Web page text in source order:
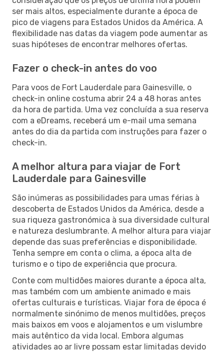
ser mais altos, especialmente durante a época de
pico de viagens para Estados Unidos da América. A
flexibilidade nas datas da viagem pode aumentar as
suas hipóteses de encontrar melhores ofertas.
Fazer o check-in antes do voo
Para voos de Fort Lauderdale para Gainesville, o
check-in online costuma abrir 24 a 48 horas antes
da hora de partida. Uma vez concluída a sua reserva
com a eDreams, receberá um e-mail uma semana
antes do dia da partida com instruções para fazer o
check-in.
A melhor altura para viajar de Fort
Lauderdale para Gainesville
São inúmeras as possibilidades para umas férias à
descoberta de Estados Unidos da América, desde a
sua riqueza gastronómica à sua diversidade cultural
e natureza deslumbrante. A melhor altura para viajar
depende das suas preferências e disponibilidade.
Tenha sempre em conta o clima, a época alta de
turismo e o tipo de experiência que procura.
Conte com multidões maiores durante a época alta,
mas também com um ambiente animado e mais
ofertas culturais e turísticas. Viajar fora de época é
normalmente sinónimo de menos multidões, preços
mais baixos em voos e alojamentos e um vislumbre
mais autêntico da vida local. Embora algumas
atividades ao ar livre possam estar limitadas devido